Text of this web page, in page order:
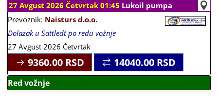
27 Avgust 2026 Četvrtak 01:45 Lukoil pumpa
Prevoznik: Naisturs d.o.o.
Dolazak u Sattledt po redu vožnje
27 Avgust 2026 Četvrtak
9360.00 RSD 14040.00 RSD
Red vožnje